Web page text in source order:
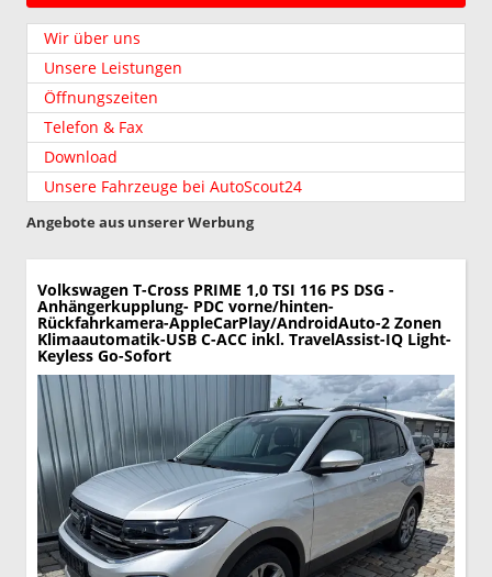
Wir über uns
Unsere Leistungen
Öffnungszeiten
Telefon & Fax
Download
Unsere Fahrzeuge bei AutoScout24
Angebote aus unserer Werbung
Volkswagen T-Cross PRIME 1,0 TSI 116 PS DSG -
Anhängerkupplung- PDC vorne/hinten-
Rückfahrkamera-AppleCarPlay/AndroidAuto-2 Zonen
Klimaautomatik-USB C-ACC inkl. TravelAssist-IQ Light-
Keyless Go-Sofort